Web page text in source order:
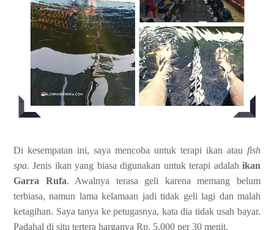
Di kesempatan ini, saya mencoba untuk terapi ikan atau fish
spa. Jenis ikan yang biasa digunakan untuk terapi adalah ikan
Garra Rufa. Awalnya terasa geli karena memang belum
terbiasa, namun lama kelamaan jadi tidak geli lagi dan malah
ketagihan. Saya tanya ke petugasnya, kata dia tidak usah bayar.
Padahal di situ tertera harganya Rp. 5.000 per 30 menit.